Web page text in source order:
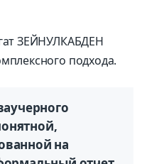
ЗЕЙНУЛКАБДЕН
подхода.
на